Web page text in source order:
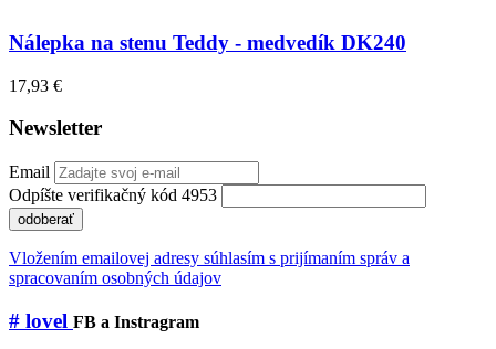
Nálepka na stenu Teddy - medvedík DK240
17,93 €
Newsletter
Email
Odpíšte verifikačný kód 4953
odoberať
Vložením emailovej adresy súhlasím s prijímaním správ a
spracovaním osobných údajov
# lovel FB a Instragram